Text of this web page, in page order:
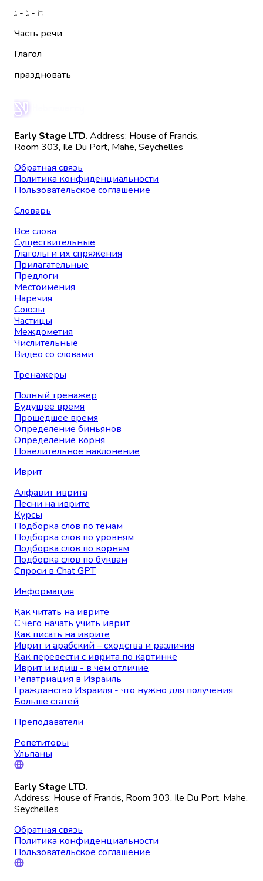
ח - ג - ג
Часть речи
Глагол
праздновать
Early Stage LTD. Address: House of Francis,
Room 303, Ile Du Port, Mahe, Seychelles
Обратная связь
Политика конфиденциальности
Пользовательское соглашение
Словарь
Все слова
Существительные
Глаголы и их спряжения
Прилагательные
Предлоги
Местоимения
Наречия
Союзы
Частицы
Междометия
Числительные
Видео со словами
Тренажеры
Полный тренажер
Будущее время
Прошедшее время
Определение биньянов
Определение корня
Повелительное наклонение
Иврит
Алфавит иврита
Песни на иврите
Курсы
Подборка слов по темам
Подборка слов по уровням
Подборка слов по корням
Подборка слов по буквам
Спроси в Chat GPT
Информация
Как читать на иврите
С чего начать учить иврит
Как писать на иврите
Иврит и арабский – сходства и различия
Как перевести с иврита по картинке
Иврит и идиш - в чем отличие
Репатриация в Израиль
Гражданство Израиля - что нужно для получения
Больше статей
Преподаватели
Репетиторы
Ульпаны
Early Stage LTD.
Address: House of Francis, Room 303, Ile Du Port, Mahe,
Seychelles
Обратная связь
Политика конфиденциальности
Пользовательское соглашение